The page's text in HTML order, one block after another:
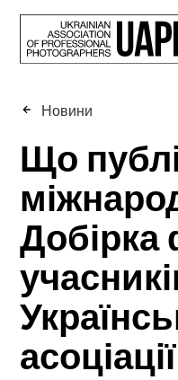
Новини
Що
Добірка
асоціації